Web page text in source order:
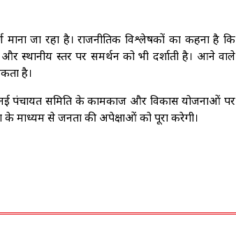
माना जा रहा है। राजनीतिक विश्लेषकों का कहना है कि
स्थानीय स्तर पर समर्थन को भी दर्शाती है। आने वाले
है।
पंचायत समिति के कामकाज और विकास योजनाओं पर
के माध्यम से जनता की अपेक्षाओं को पूरा करेगी।